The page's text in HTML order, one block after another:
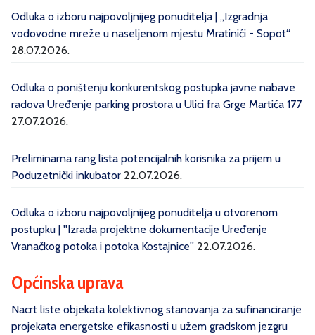
Odluka o izboru najpovoljnijeg ponuditelja | „Izgradnja
vodovodne mreže u naseljenom mjestu Mratinići - Sopot“
28.07.2026.
Odluka o poništenju konkurentskog postupka javne nabave
radova Uređenje parking prostora u Ulici fra Grge Martića 177
27.07.2026.
Preliminarna rang lista potencijalnih korisnika za prijem u
Poduzetnički inkubator 22.07.2026.
Odluka o izboru najpovoljnijeg ponuditelja u otvorenom
postupku | ''Izrada projektne dokumentacije Uređenje
Vranačkog potoka i potoka Kostajnice'' 22.07.2026.
Općinska uprava
Nacrt liste objekata kolektivnog stanovanja za sufinanciranje
projekata energetske efikasnosti u užem gradskom jezgru